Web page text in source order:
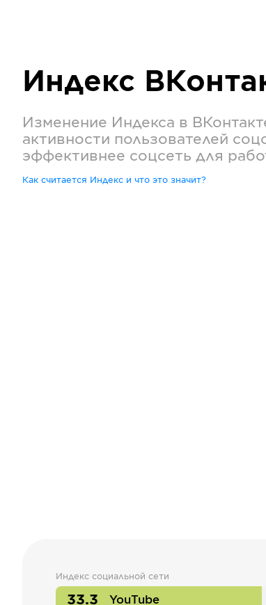
Индекс
Изменение Индекса в
активности пользователей
эффективнее соцсеть для
Как считается Индекс и что это значит?
Индекс социальной сети
33.3 YouTube